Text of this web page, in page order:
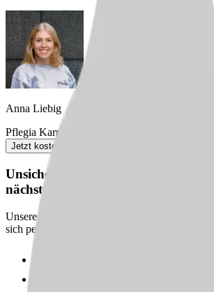
Anna Liebig
Pflegia Karriereberaterin
Jetzt kostenlos anfordern
Unsicher? Wir beraten dich
nächsten Karriereschritt
Unsere Karriereberater finden passende Jobs
sich persönlich bei dir zurück.